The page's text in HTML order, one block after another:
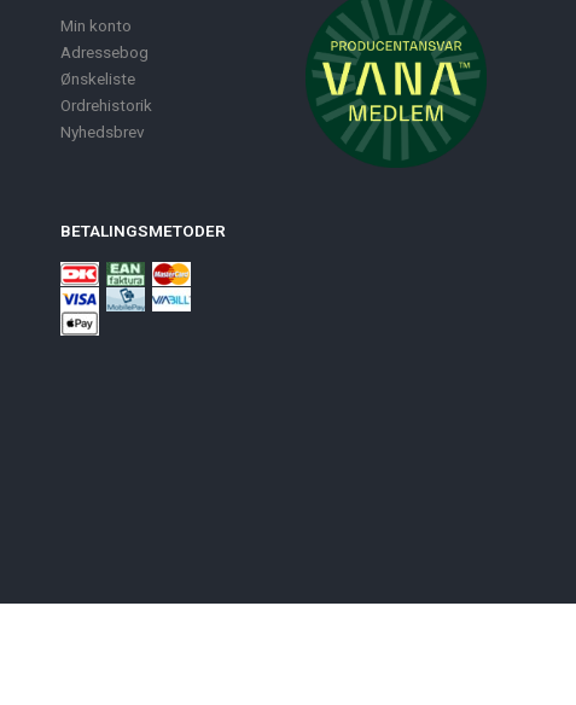
Min konto
Adressebog
Ønskeliste
Ordrehistorik
Nyhedsbrev
BETALINGSMETODER